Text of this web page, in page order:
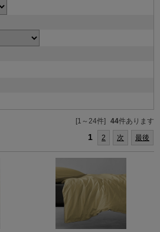
[1～24件] 44件あります
1 2 次 最後